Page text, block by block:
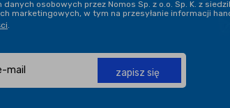
DORADZTWO
Udostępnij
+
osobowych przez Nomos Sp. z o.o. Sp. K. z
marketingowych, w tym na przesyłanie informacji
zapisz się